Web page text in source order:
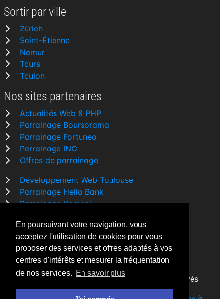
En poursuivant votre navigation, vous
acceptez l'utilisation de cookies pour vous
proposer des services et offres adaptés à vos
centres d'intérêts et mesurer la fréquentation
de nos services. En savoir plus
Sortir par ville
Zürich
Saint-Étienne
Namur
Tours
Toulon
Nos sites partenaires
Actualités Web & PHP
Parrainage Boursorama
Parrainage Fortuneo
Parrainage ING
Offres de parrainage
Développement Web Toulouse
Parrainage Hello Bank
Parrainage Yomoni
Comparatif banque
By Night v5.7.3| © 2026 - Tous droits réservés